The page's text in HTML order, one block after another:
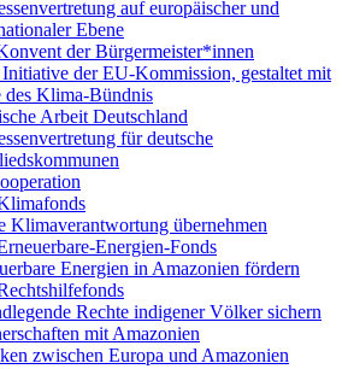
auf europäischer und
Ebene
der Bürgermeister*innen
der EU-Kommission, gestaltet mit
Klima-Bündnis
Arbeit Deutschland
für deutsche
Klimaverantwortung übernehmen
Energien-Fonds
Energien in Amazonien fördern
Rechte indigener Völker sichern
mit Amazonien
zwischen Europa und Amazonien